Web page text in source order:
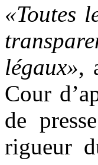
«Toutes
légaux»,
Cour
de
rigueur